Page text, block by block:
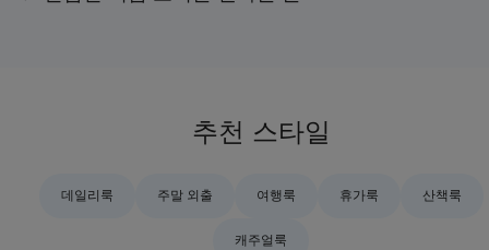
추천 스타일
데일리룩 주말 외출 여행룩 휴가룩 산책룩
캐주얼룩